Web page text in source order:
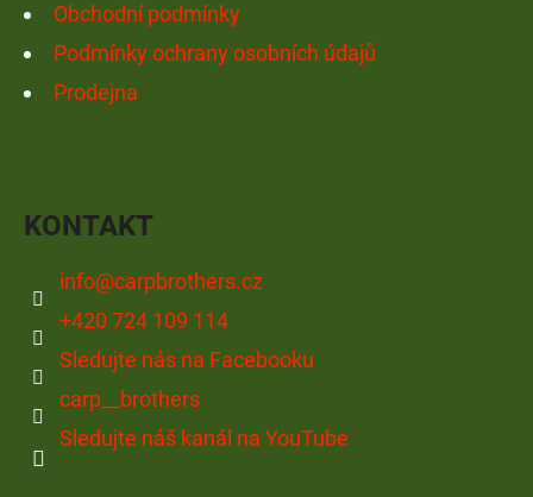
Obchodní podmínky
Podmínky ochrany osobních údajů
Prodejna
KONTAKT
info@carpbrothers.cz
+420 724 109 114
Sledujte nás na Facebooku
carp__brothers
Sledujte náš kanál na YouTube